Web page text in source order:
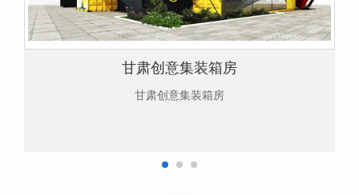
甘肃创意集装箱房
甘肃创意集装箱房